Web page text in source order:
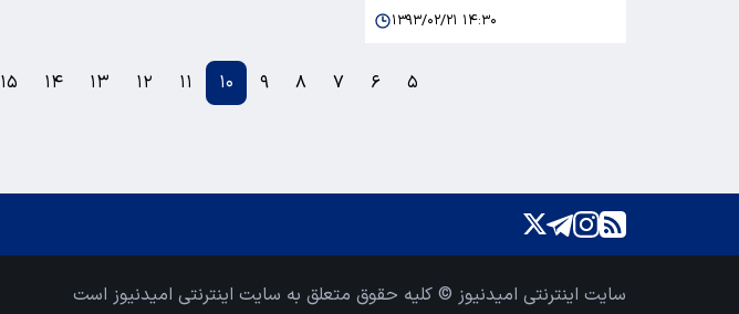
۱۳۹۳/۰۲/۲۱ ۱۴:۳۰
۵ ۶ ۷ ۸ ۹ ۱۰ ۱۱ ۱۲ ۱۳ ۱۴ ۱۵
سایت اینترنتی امیدنیوز © کلیه حقوق متعلق به سایت اینترنتی امیدنیوز است